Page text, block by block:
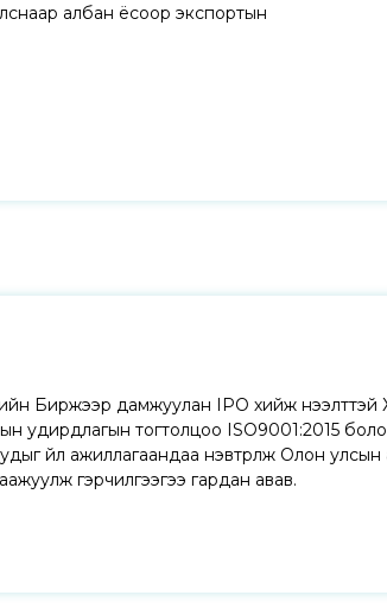
албан ёсоор экспортын
Биржээр дамжуулан IPO хийж нээлттэй
удирдлагын тогтолцоо ISO9001:2015
үйл ажиллагаандаа нэвтрүүлж Олон
гэрчилгээгээ гардан авав.